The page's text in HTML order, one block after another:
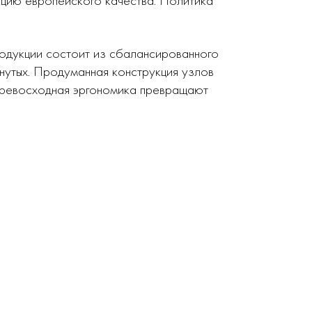
состоит из сбалансированного
Продуманная конструкция узлов
эргономика превращают